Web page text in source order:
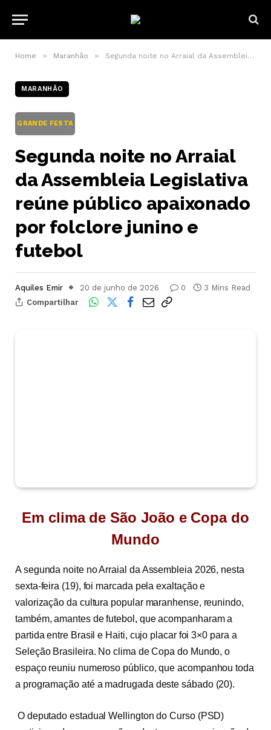
Home » Maranhão » Segunda noite no Arraial da Assembleia Legislativa reúne público apaixonado por folclore junino e futebol
MARANHÃO
GRANDE FESTA
Segunda noite no Arraial
da Assembleia Legislativa
reúne público apaixonado
por folclore junino e
futebol
Aquiles Emir 20 de junho de 2026 0
3 Mins Read
Compartilhar
Em clima de São João e Copa do
Mundo
A segunda noite no Arraial da Assembleia 2026, nesta
sexta-feira (19), foi marcada pela exaltação e
valorização da cultura popular maranhense, reunindo,
também, amantes de futebol, que acompanharam a
partida entre Brasil e Haiti, cujo placar foi 3×0 para a
Seleção Brasileira. No clima de Copa do Mundo, o
espaço reuniu numeroso público, que acompanhou toda
a programação até a madrugada deste sábado (20).
O deputado estadual Wellington do Curso (PSD)